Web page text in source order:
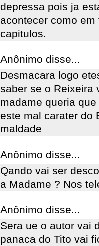
depressa pois ja
acontecer como
capitulos.
Anônimo disse...
Desmacara logo
saber se o Reixeira
madame queria
este mal carater do
maldade
Anônimo disse...
Qando vai ser
a Madame ? Nos
Anônimo disse...
Sera ue o autor vai
panaca do Tito vai